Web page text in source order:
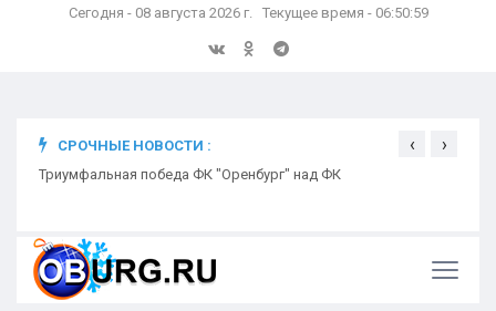
Сегодня - 08 августа 2026 г. Текущее время - 06:51:00
СРОЧНЫЕ НОВОСТИ :
Триумфальная победа ФК "Оренбург" над ФК
‹ ›